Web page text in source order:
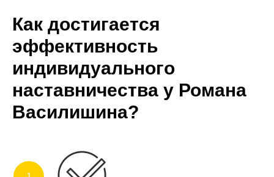
Как достигается
эффективность
индивидуального
наставничества у Романа
Василишина?